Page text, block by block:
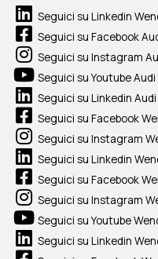
Seguici su Linkedin
Seguici su Facebook
Seguici su Instagram
Seguici su Youtube
Seguici su Linkedin
Seguici su Facebook
Seguici su Instagram
Seguici su Linkedin
Seguici su Facebook
Seguici su Instagram
Seguici su Youtube
Seguici su Linkedin